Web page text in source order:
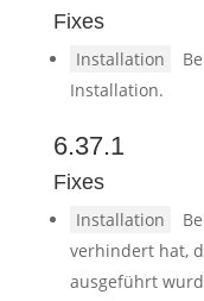
Fixes
Installation
Installation.
6.37.1
Fixes
Installation
verhindert hat,
ausgeführt